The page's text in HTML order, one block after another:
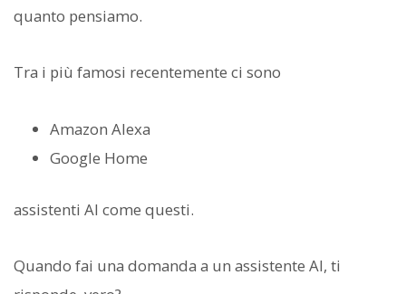
quanto pensiamo.
Tra i più famosi recentemente ci sono
Amazon Alexa
Google Home
assistenti AI come questi.
Quando fai una domanda a un assistente AI, ti